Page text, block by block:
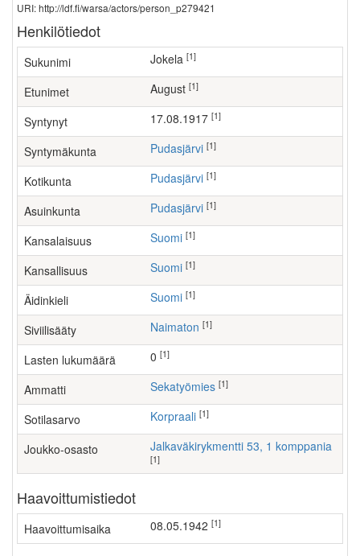
URI: http://ldf.fi/warsa/actors/person_p279421
Henkilötiedot
Sukunimi Jokela [1]
Etunimet August [1]
Syntynyt 17.08.1917 [1]
Syntymäkunta Pudasjärvi [1]
Kotikunta Pudasjärvi [1]
Asuinkunta Pudasjärvi [1]
Kansalaisuus Suomi [1]
Kansallisuus Suomi [1]
Äidinkieli Suomi [1]
Siviilisääty Naimaton [1]
Lasten lukumäärä [1]
Ammatti sekatyömies [1]
Sotilasarvo Korpraali [1]
Joukko-osasto Jalkaväkirykmentti 53, 1 komppania
[1]
Haavoittumistiedot
Haavoittumisaika 08.05.1942 [1]